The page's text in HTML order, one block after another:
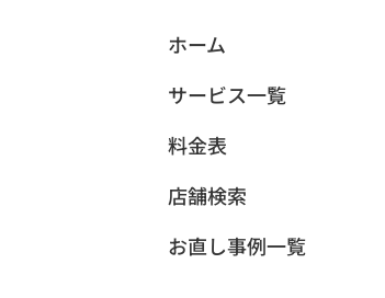
ホーム
サービス一覧
料金表
店舗検索
お直し事例一覧